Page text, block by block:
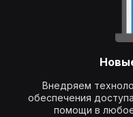
Внедряем
обеспечения
помощи в